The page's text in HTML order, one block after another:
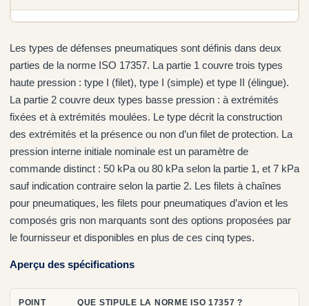
Les types de défenses pneumatiques sont définis dans deux
parties de la norme ISO 17357. La partie 1 couvre trois types
haute pression : type I (filet), type I (simple) et type II (élingue).
La partie 2 couvre deux types basse pression : à extrémités
fixées et à extrémités moulées. Le type décrit la construction
des extrémités et la présence ou non d’un filet de protection. La
pression interne initiale nominale est un paramètre de
commande distinct : 50 kPa ou 80 kPa selon la partie 1, et 7 kPa
sauf indication contraire selon la partie 2. Les filets à chaînes
pour pneumatiques, les filets pour pneumatiques d’avion et les
composés gris non marquants sont des options proposées par
le fournisseur et disponibles en plus de ces cinq types.
Aperçu des spécifications
POINT
QUE STIPULE LA NORME ISO 17357 ?